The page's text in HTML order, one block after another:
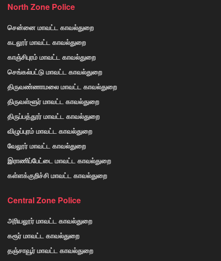
North Zone Police
சென்னை மாவட்ட காவல்துறை
கடலூர் மாவட்ட காவல்துறை
காஞ்சிபுரம் மாவட்ட காவல்துறை
செங்கல்பட்டு மாவட்ட காவல்துறை
திருவண்ணாமலை மாவட்ட காவல்துறை
திருவள்ளூர் மாவட்ட காவல்துறை
திருப்பத்தூர் மாவட்ட காவல்துறை
விழுப்புரம் மாவட்ட காவல்துறை
வேலூர் மாவட்ட காவல்துறை
இராணிப்பேட்டை மாவட்ட காவல்துறை
கள்ளக்குறிச்சி மாவட்ட காவல்துறை
Central Zone Police
அரியலூர் மாவட்ட காவல்துறை
கரூர் மாவட்ட காவல்துறை
தஞ்சாவூர் மாவட்ட காவல்துறை